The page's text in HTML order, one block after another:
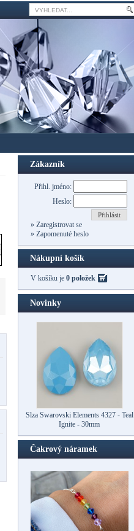
Zákazník
Přihl. jméno:
Heslo:
Přihlásit
»Zaregistrovat se
»Zapomenuté heslo
Nákupní košík
V košíku je 0 položek
Novinky
Slza Swarovski Elements 4327 - Teal
Ignite - 30mm
Ovál Swarovski 4127 - Teal Ignite -
30mm
Čakrový náramek